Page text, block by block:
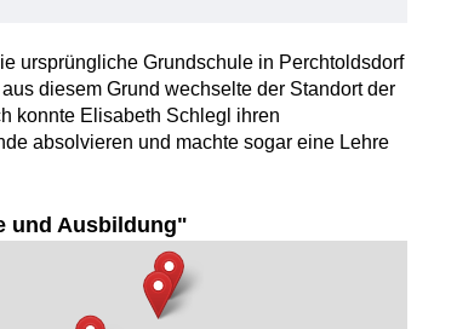
ursprüngliche Grundschule in Perchtoldsdorf
diesem Grund wechselte der Standort der
konnte Elisabeth Schlegl ihren
absolvieren und machte sogar eine Lehre
und Ausbildung"